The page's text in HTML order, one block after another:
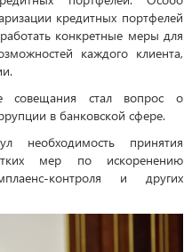
кредитных портфелей
конкретные меры для
каждого клиента,
совещания стал вопрос о
в банковской сфере.
необходимость принятия
мер по искоренению
контроля и других